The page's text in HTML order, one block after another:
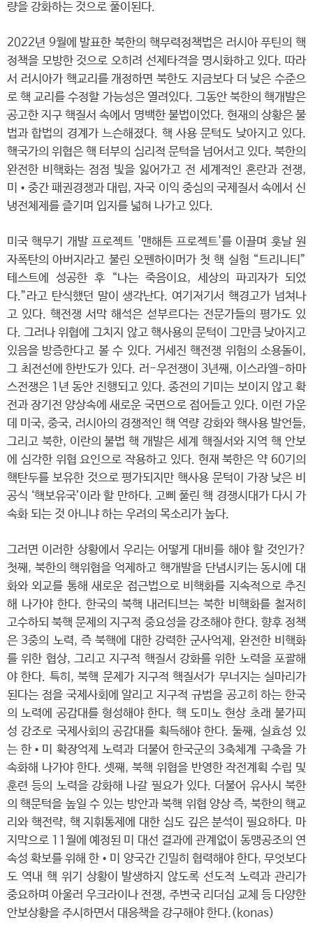
량을 강화하는 것으로 풀이된다.
2022년 9월에 발표한 북한의 핵무력정책법은 러시아 푸틴의 핵
정책을 모방한 것으로 오히려 선제타격을 명시화하고 있다. 따라
서 러시아가 핵교리를 개정하면 북한도 지금보다 더 낮은 수준으
로 핵 교리를 수정할 가능성은 열려있다. 그동안 북한의 핵개발은
공고한 지구 핵질서 속에서 명백한 불법이었다. 현재의 상황은 불
법과 합법의 경계가 느슨해졌다. 핵 사용 문턱도 낮아지고 있다.
핵국가의 위협은 핵 터부의 심리적 문턱을 넘어서고 있다. 북한의
완전한 비핵화는 점점 빛을 잃어가고 전 세계적인 혼란과 전쟁,
미•중간 패권경쟁과 대립, 자국 이익 중심의 국제질서 속에서 신
냉전체제를 즐기며 입지를 넓혀 나가고 있다.
미국 핵무기 개발 프로젝트 '맨해튼 프로젝트'를 이끌며 훗날 원
자폭탄의 아버지라고 불린 오펜하이머가 첫 핵 실험 “트리니티”
테스트에 성공한 후 “나는 죽음이요, 세상의 파괴자가 되었
다.”라고 탄식했던 말이 생각난다. 여기저기서 핵경고가 넘쳐나
고 있다. 핵전쟁 서막 해석은 섣부르다는 전문가들의 평가도 있
다. 그러나 위협에 그치지 않고 핵사용의 문턱이 그만큼 낮아지고
있음을 방증한다고 볼 수 있다. 거세진 핵전쟁 위험의 소용돌이,
그 최전선에 한반도가 있다. 러-우전쟁이 3년째, 이스라엘-하마
스전쟁은 1년 동안 진행되고 있다. 종전의 기미는 보이지 않고 확
전과 장기전 양상속에 새로운 국면으로 접어들고 있다. 이런 가운
데 미국, 중국, 러시아의 경쟁적인 핵 역량 강화와 핵사용 발언들,
그리고 북한, 이란의 불법 핵 개발은 세계 핵질서와 지역 핵 안보
에 심각한 위협 요인으로 작용하고 있다. 현재 북한은 약 60기의
핵탄두를 보유한 것으로 평가되지만 핵사용 문턱이 가장 낮은 비
공식 ‘핵보유국’이라 할 만하다. 고삐 풀린 핵 경쟁시대가 다시 가
속화 되는 것 아니냐 하는 우려의 목소리가 높다.
그러면 이러한 상황에서 우리는 어떻게 대비를 해야 할 것인가?
첫째, 북한의 핵위협을 억제하고 핵개발을 단념시키는 동시에 대
화와 외교를 통해 새로운 접근법으로 비핵화를 지속적으로 추진
해 나가야 한다. 한국의 북핵 내러티브는 북한 비핵화를 철저히
고수하되 북핵 문제의 지구적 중요성을 강조해야 한다. 향후 정책
은 3중의 노력, 즉 북핵에 대한 강력한 군사억제, 완전한 비핵화
를 위한 협상, 그리고 지구적 핵질서 강화를 위한 노력을 포괄해
야 한다. 특히, 북핵 문제가 지구적 핵질서가 무너지는 실마리가
된다는 점을 국제사회에 알리고 지구적 규범을 공고히 하는 한국
의 노력에 공감대를 형성해야 한다. 핵 도미노 현상 초래 불가피
성 강조로 국제사회의 공감대를 획득해야 한다. 둘째, 실효성 있
는 한•미 확장억제 노력과 더불어 한국군의 3축체계 구축을 가
속화해 나가야 한다. 셋째, 북핵 위협을 반영한 작전계획 수립 및
훈련 등의 노력을 강화해 나갈 필요가 있다. 더불어 유사시 북한
의 핵문턱을 높일 수 있는 방안과 북핵 위협 양상 즉, 북한의 핵교
리와 핵전략, 핵 지휘통제에 대한 심도 깊은 분석이 필요하다. 마
지막으로 11월에 예정된 미 대선 결과에 관계없이 동맹공조의 연
속성 확보를 위해 한•미 양국간 긴밀히 협력해야 한다, 무엇보다
도 역내 핵 위기 상황이 발생하지 않도록 선도적 노력과 관리가
중요하며 아울러 우크라이나 전쟁, 주변국 리더십 교체 등 다양한
안보상황을 주시하면서 대응책을 강구해야 한다.(konas)